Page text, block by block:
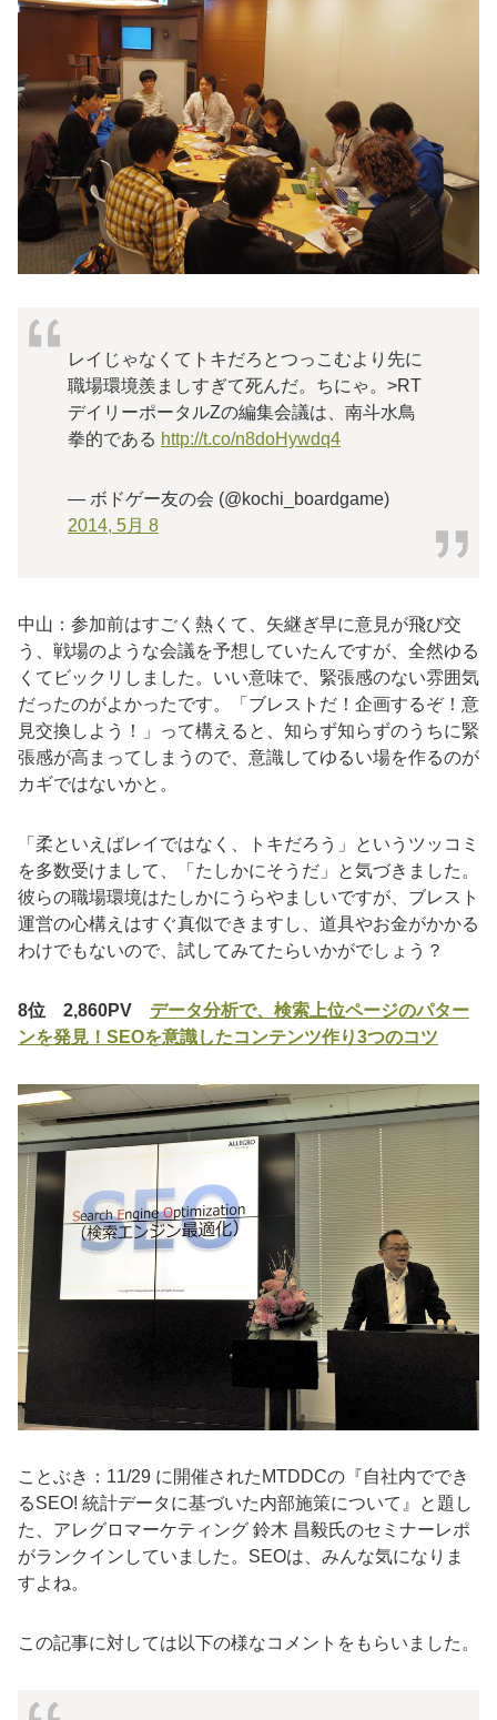
レイじゃなくてトキだろとつっこむより先に
職場環境羨ましすぎて死んだ。ちにゃ。>RT
デイリーポータルZの編集会議は、南斗水鳥
拳的である http://t.co/n8doHywdq4
— ボドゲー友の会 (@kochi_boardgame)
2014, 5月 8
中山：参加前はすごく熱くて、矢継ぎ早に意見が飛び交
う、戦場のような会議を予想していたんですが、全然ゆる
くてビックリしました。いい意味で、緊張感のない雰囲気
だったのがよかったです。「ブレストだ！企画するぞ！意
見交換しよう！」って構えると、知らず知らずのうちに緊
張感が高まってしまうので、意識してゆるい場を作るのが
カギではないかと。
「柔といえばレイではなく、トキだろう」というツッコミ
を多数受けまして、「たしかにそうだ」と気づきました。
彼らの職場環境はたしかにうらやましいですが、ブレスト
運営の心構えはすぐ真似できますし、道具やお金がかかる
わけでもないので、試してみてたらいかがでしょう？
8位 2,860PV データ分析で、検索上位ページのパター
ンを発見！SEOを意識したコンテンツ作り3つのコツ
ことぶき：11/29 に開催されたMTDDCの『自社内ででき
るSEO! 統計データに基づいた内部施策について』と題し
た、アレグロマーケティング 鈴木 昌毅氏のセミナーレポ
がランクインしていました。SEOは、みんな気になりま
すよね。
この記事に対しては以下の様なコメントをもらいました。